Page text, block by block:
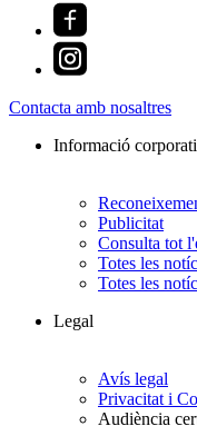
Contacta amb nosaltres
Informació
Publicitat
Consulta tot
Totes les
Totes les
Legal
Avís legal
Privacitat i
Audiència